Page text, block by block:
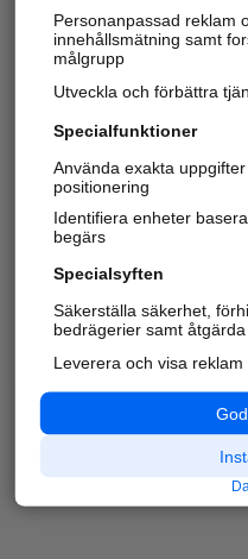
Personanpassad reklam
innehållsmätning samt
målgrupp
Utveckla och förbättra
Specialfunktioner
Använda exakta
positionering
Identifiera enheter
begärs
Specialsyften
Säkerställa säkerhet,
bedrägerier samt
Leverera och visa